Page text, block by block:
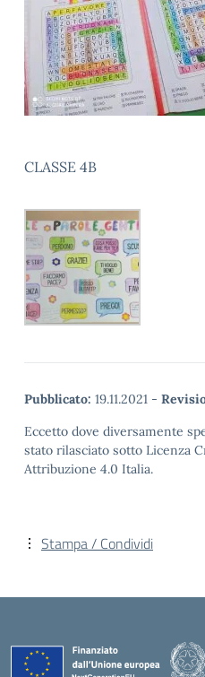
CLASSE 4B
Pubblicato: 19.11.2021 -
Eccetto dove diversamente
stato rilasciato sotto Licenza
Attribuzione 4.0 Italia.
Stampa / Condividi